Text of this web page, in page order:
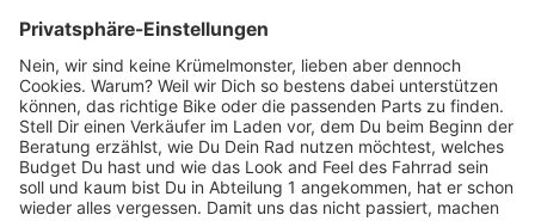
Marken-Highlights
TOP-Marken
ZAHLUNGSARTEN / RATENKAUF